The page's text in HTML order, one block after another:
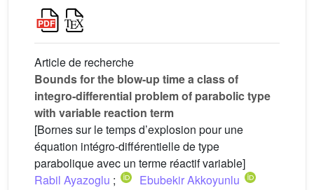
Article de recherche
Bounds for the blow-up time a class of
integro-differential problem of parabolic type
with variable reaction term
[Bornes sur le temps d’explosion pour une
équation intégro-différentielle de type
parabolique avec un terme réactif variable]
Rabil Ayazoglu ; Ebubekir Akkoyunlu